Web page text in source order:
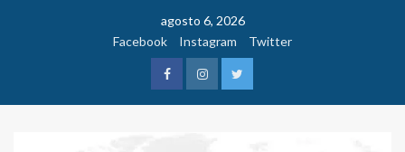
agosto 6, 2026
Facebook
Instagram Twitter
FacebookInstagramTwitter